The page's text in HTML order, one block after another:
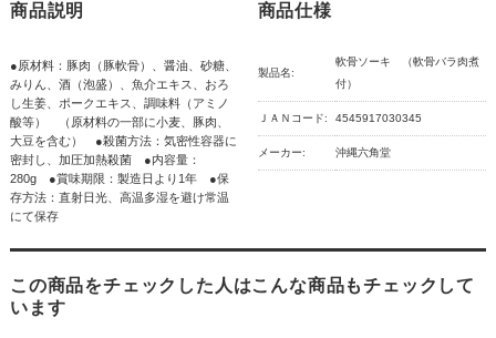
商品説明
●原材料：豚肉（豚軟骨）、醤油、砂糖、
みりん、酒（泡盛）、魚介エキス、おろ
し生姜、ポークエキス、調味料（アミノ
酸等） （原材料の一部に小麦、豚肉、
大豆を含む） ●殺菌方法：気密性容器に
密封し、加圧加熱殺菌 ●内容量：
280g ●賞味期限：製造日より1年 ●保
存方法：直射日光、高温多湿を避け常温
にて保存
商品仕様
製品名:
軟骨ソーキ （軟骨バラ肉煮
付）
ＪＡＮコード: 4545917030345
メーカー: 沖縄六角堂
この商品をチェックした人はこんな商品もチェックして
います